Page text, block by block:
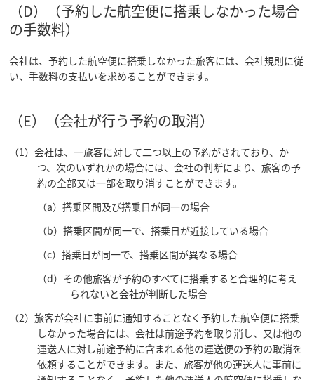
（D）（予約した航空便に搭乗しなかった場合
の手数料）
会社は、予約した航空便に搭乗しなかった旅客には、会社規則に従
い、手数料の支払いを求めることができます。
（E）（会社が行う予約の取消）
（1）会社は、一旅客に対して二つ以上の予約がされており、か
つ、次のいずれかの場合には、会社の判断により、旅客の予
約の全部又は一部を取り消すことができます。
（a）搭乗区間及び搭乗日が同一の場合
（b）搭乗区間が同一で、搭乗日が近接している場合
（c）搭乗日が同一で、搭乗区間が異なる場合
（d）その他旅客が予約のすべてに搭乗すると合理的に考え
られないと会社が判断した場合
（2）旅客が会社に事前に通知することなく予約した航空便に搭乗
しなかった場合には、会社は前途予約を取り消し、又は他の
運送人に対し前途予約に含まれる他の運送便の予約の取消を
依頼することができます。また、旅客が他の運送人に事前に